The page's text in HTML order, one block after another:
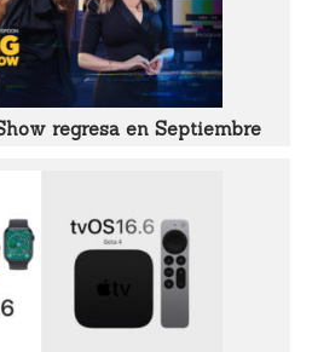
regresa en Septiembre